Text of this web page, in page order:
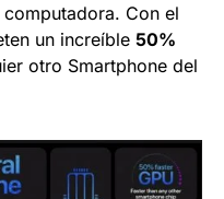
Con el
un increíble 50%
otro Smartphone del